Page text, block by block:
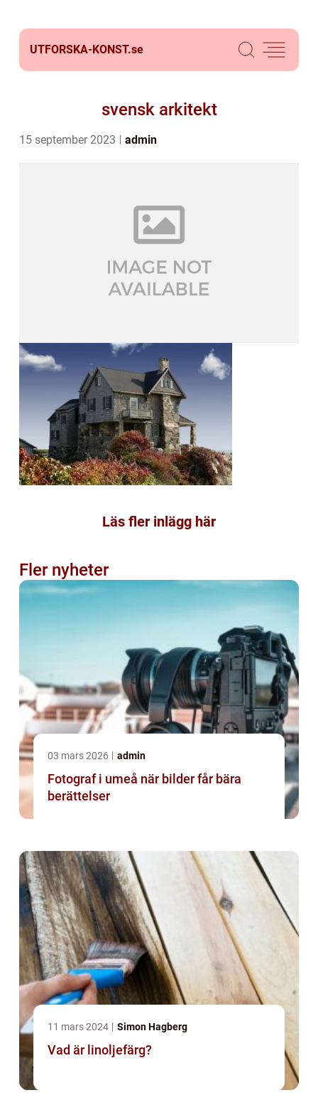
UTFORSKA-KONST.se
svensk arkitekt
15 september 2023 admin
Läs fler inlägg här
Fler nyheter
03 mars 2026 admin
Fotograf i umeå när bilder får bära
berättelser
11 mars 2024 Simon Hagberg
Vad är linoljefärg?